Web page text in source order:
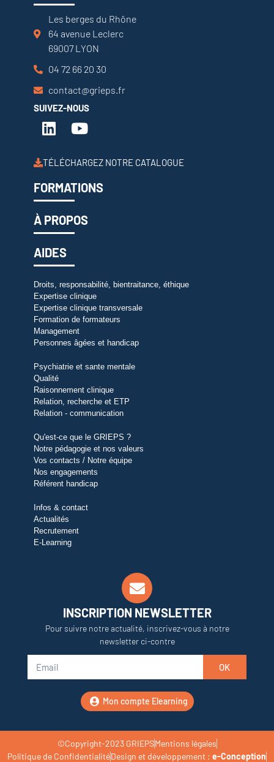
Les berges du Rhône
64 avenue Leclerc
69007 LYON
04 72 66 20 30
contact@grieps.fr
SUIVEZ-NOUS
TÉLÉCHARGEZ NOTRE CATALOGUE
FORMATIONS
À PROPOS
AIDES
Droits, responsabilité, bientraitance, éthique
Expertise clinique
Expertise clinique transversale
Formation de formateurs
Management
Personnes âgées et handicap
Psychiatrie et sante mentale
Qualité
Raisonnement clinique
Relation, recherche et ETP
Relation - communication
Qu'est-ce que le GRIEPS ?
Notre pédagogie et nos valeurs
Vos contacts / Notre équipe
Nos engagements
Référent handicap
Infos & contact
Actualités
Recrutement
E-Learning
INSCRIPTION NEWSLETTER
Pour suivre notre actualité, inscrivez-vous à notre
newsletter ci-contre
OK
Mon compte Elearning
©Copyright-2023 GRIEPSMentions légales
Politique de ConfidentialitéDesign et développement : e-Conception